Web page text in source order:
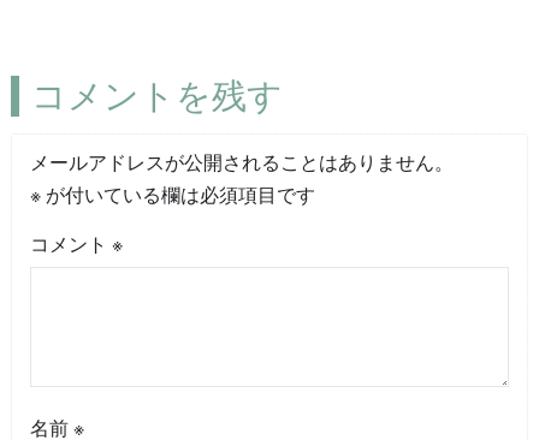
コメントを残す
メールアドレスが公開されることはありません。
※が付いている欄は必須項目です
コメント ※
名前 ※